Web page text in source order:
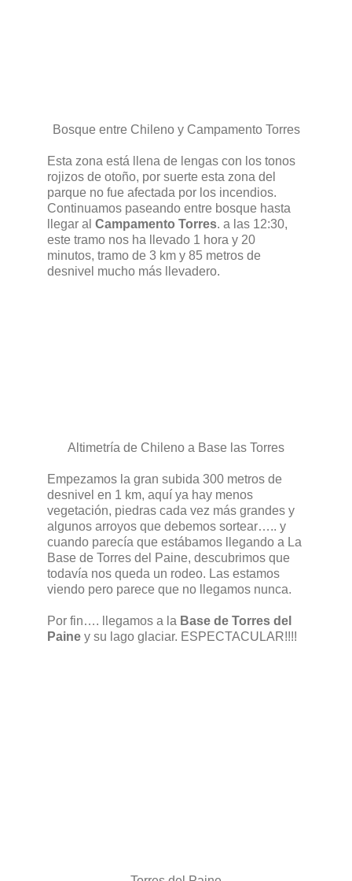
Bosque entre Chileno y Campamento Torres
Esta zona está llena de lengas con los tonos
rojizos de otoño, por suerte esta zona del
parque no fue afectada por los incendios.
Continuamos paseando entre bosque hasta
llegar al Campamento Torres. a las 12:30,
este tramo nos ha llevado 1 hora y 20
minutos, tramo de 3 km y 85 metros de
desnivel mucho más llevadero.
Altimetría de Chileno a Base las Torres
Empezamos la gran subida 300 metros de
desnivel en 1 km, aquí ya hay menos
vegetación, piedras cada vez más grandes y
algunos arroyos que debemos sortear….. y
cuando parecía que estábamos llegando a La
Base de Torres del Paine, descubrimos que
todavía nos queda un rodeo. Las estamos
viendo pero parece que no llegamos nunca.
Por fin…. llegamos a la Base de Torres del
Paine y su lago glaciar. ESPECTACULAR!!!!